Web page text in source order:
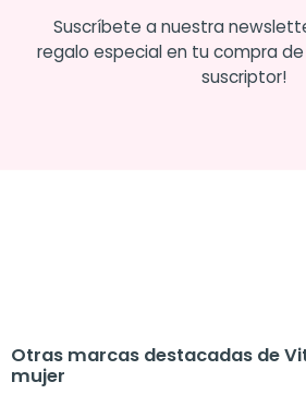
Suscríbete a nuestra
regalo especial en tu compra
suscriptor!
Otras marcas destacadas de
mujer